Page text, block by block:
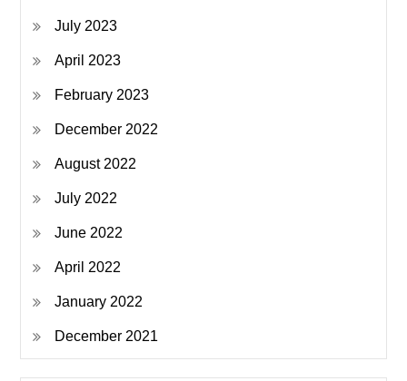
July 2023
April 2023
February 2023
December 2022
August 2022
July 2022
June 2022
April 2022
January 2022
December 2021